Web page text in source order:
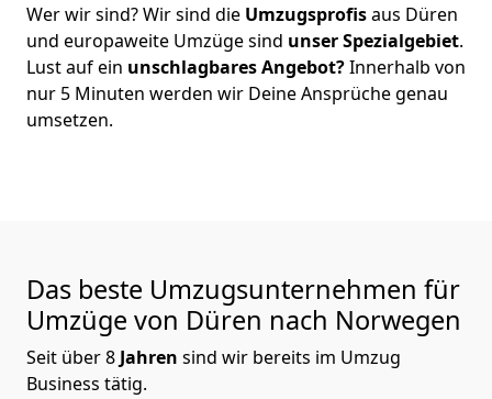
Wer wir sind? Wir sind die Umzugsprofisaus Düren
und europaweite Umzüge sind unser Spezialgebiet.
Lust auf ein unschlagbares Angebot?Innerhalb von
nur 5 Minuten werden wir Deine Ansprüche genau
umsetzen.
Das beste Umzugsunternehmen für
Umzüge von Düren nach Norwegen
Seit über8 Jahren sind wir bereits im Umzug
Business tätig.